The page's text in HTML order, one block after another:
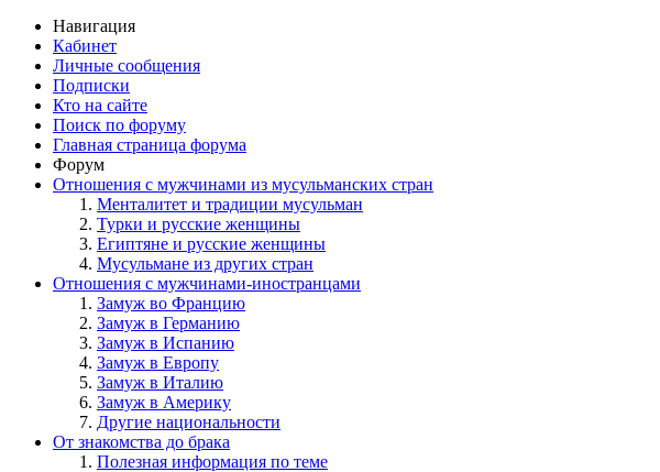
Навигация
Кабинет
Личные сообщения
Подписки
Кто на сайте
Поиск по форуму
Главная страница форума
Форум
Отношения с мужчинами из мусульманских стран
Менталитет и традиции мусульман
Турки и русские женщины
Египтяне и русские женщины
Мусульмане из других стран
Отношения с мужчинами-иностранцами
Замуж во Францию
Замуж в Германию
Замуж в Испанию
Замуж в Европу
Замуж в Италию
Замуж в Америку
Другие национальности
От знакомства до брака
Полезная информация по теме